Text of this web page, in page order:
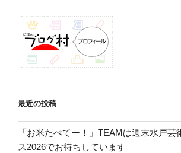
最近の投稿
「お米たべてー！」TEAMは週末水戸芸
ス2026でお待ちしています